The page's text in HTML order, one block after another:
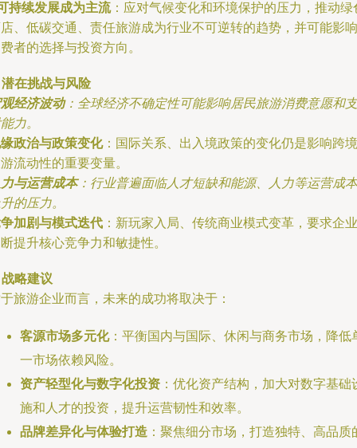
持续发展成为主流：应对气候变化和环境保护的压力，推动绿
、低碳交通、责任旅游成为行业不可逆转的趋势，并可能影响
者的选择与投资方向。
在挑战与风险
经济波动：全球经济不确定性可能影响居民旅游消费意愿和支
力。
政治与政策变化：国际关系、出入境政策的变化仍是影响跨境
流动性的重要变量。
与运营成本：行业普遍面临人才短缺和能源、人力等运营成本
的压力。
加剧与模式迭代 ：新玩家入局、传统商业模式变革，要求企业
提升核心竞争力和敏捷性。
略建议
旅游企业而言，未来的成功将取决于：
客源市场多元化：平衡国内与国际、休闲与商务市场，降低
一市场依赖风险。
资产轻型化与数字化投资 ：优化资产结构，加大对数字基础
施和人才的投资，提升运营韧性和效率。
品牌差异化与体验打造 ：聚焦细分市场，打造独特、高品质